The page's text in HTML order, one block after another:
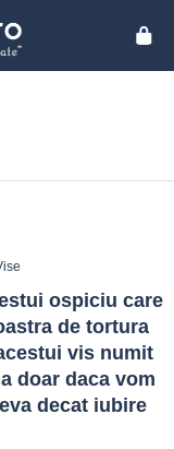
ospiciu care
de tortura
vis numit
doar daca vom
decat iubire